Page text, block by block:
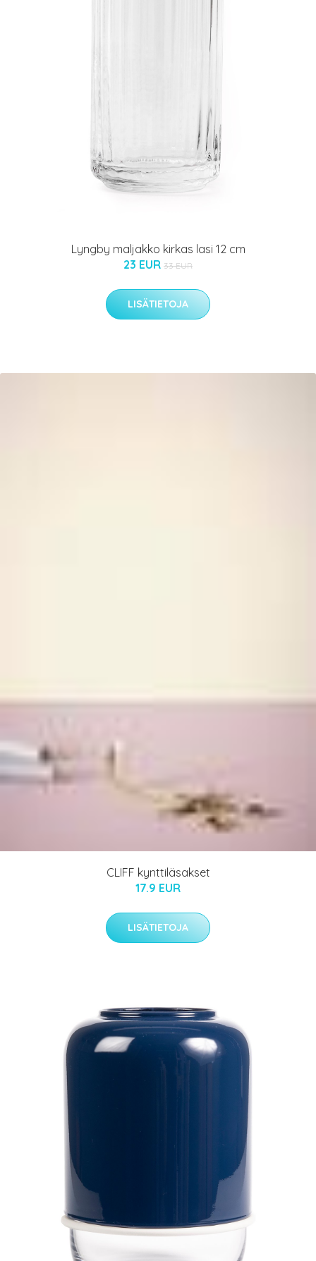
Lyngby maljakko kirkas lasi 12 cm
23 EUR 33 EUR
LISÄTIETOJA
CLIFF kynttiläsakset
17.9 EUR
LISÄTIETOJA